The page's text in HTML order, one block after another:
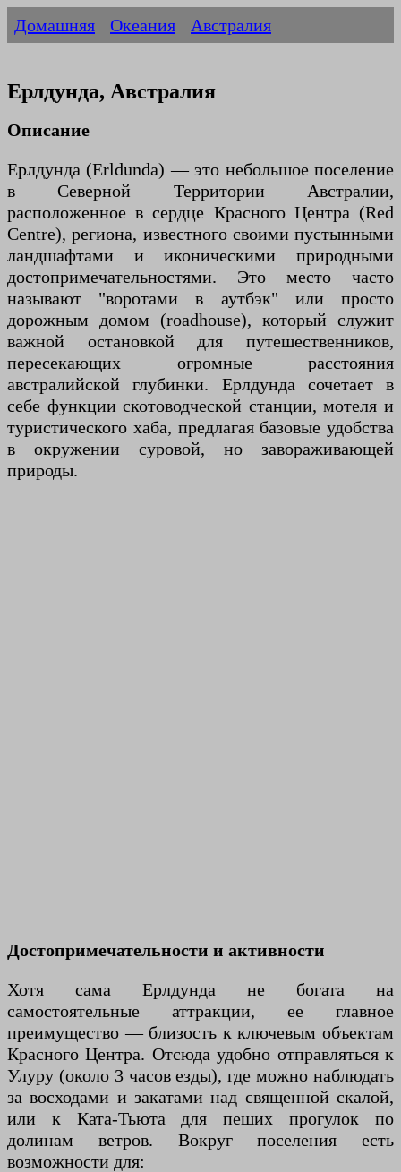
Домашняя Океания Австралия
Ерлдунда, Австралия
Описание
Ерлдунда (Erldunda) — это небольшое поселение
в Северной Территории Австралии,
расположенное в сердце Красного Центра (Red
Centre), региона, известного своими пустынными
ландшафтами и иконическими природными
достопримечательностями. Это место часто
называют "воротами в аутбэк" или просто
дорожным домом (roadhouse), который служит
важной остановкой для путешественников,
пересекающих огромные расстояния
австралийской глубинки. Ерлдунда сочетает в
себе функции скотоводческой станции, мотеля и
туристического хаба, предлагая базовые удобства
в окружении суровой, но завораживающей
природы.
Достопримечательности и активности
Хотя сама Ерлдунда не богата на
самостоятельные аттракции, ее главное
преимущество — близость к ключевым объектам
Красного Центра. Отсюда удобно отправляться к
Улуру (около 3 часов езды), где можно наблюдать
за восходами и закатами над священной скалой,
или к Ката-Тьюта для пеших прогулок по
долинам ветров. Вокруг поселения есть
возможности для: